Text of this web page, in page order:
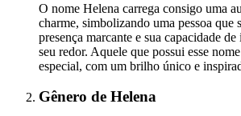
O nome Helena carrega consigo uma
charme, simbolizando uma pessoa que
presença marcante e sua capacidade
seu redor. Aquele que possui esse
especial, com um brilho único e
Gênero de Helena